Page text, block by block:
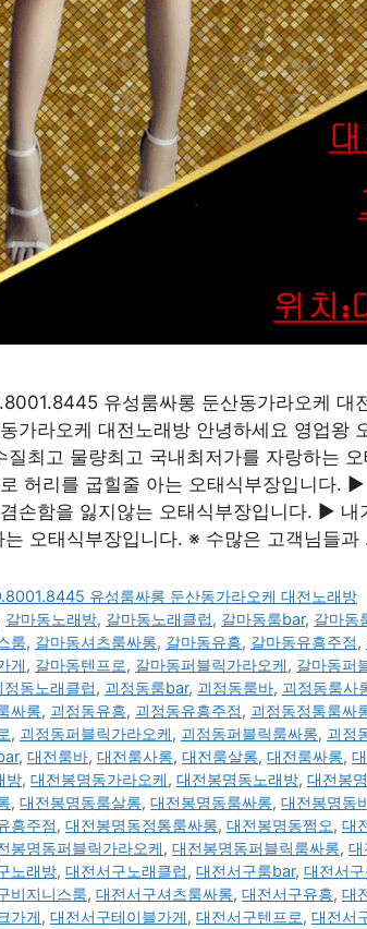
유성룸싸롱 둔산동가라오케 대
가라오케 대전노래방 안녕하세요 영업왕
질최고 물량최고 국내최저가를 자랑하는
허리를 굽힐줄 아는 오태식부장입니다.
손함을 잃지않는 오태식부장입니다. ▶ 내
는 오태식부장입니다. ※ 수많은 고객님들과
유성룸싸롱 둔산동가라오케 대전노래방
갈마동노래방, 갈마동노래클럽, 갈마동룸bar, 갈마동
룸, 갈마동셔츠룸싸롱, 갈마동유흥, 갈마동유흥주점,
게, 갈마동텐프로, 갈마동퍼블릭가라오케, 갈마동퍼
정동노래클럽, 괴정동룸bar, 괴정동룸바, 괴정동룸사
싸롱, 괴정동유흥, 괴정동유흥주점, 괴정동정통룸싸
, 괴정동퍼블릭가라오케, 괴정동퍼블릭룸싸롱, 괴정
, 대전룸바, 대전룸사롱, 대전룸살롱, 대전룸싸롱,
방, 대전봉명동가라오케, 대전봉명동노래방, 대전봉
, 대전봉명동룸살롱, 대전봉명동룸싸롱, 대전봉명동
흥주점, 대전봉명동정통룸싸롱, 대전봉명동쩜오, 대
봉명동퍼블릭가라오케, 대전봉명동퍼블릭룸싸롱, 대
노래방, 대전서구노래클럽, 대전서구룸bar, 대전서
비지니스룸, 대전서구셔츠룸싸롱, 대전서구유흥, 대
가게, 대전서구테이블가게, 대전서구텐프로, 대전서